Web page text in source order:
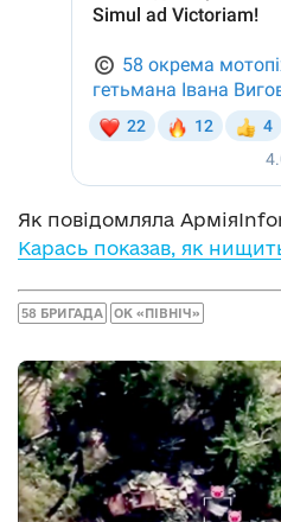
Як повідомляла
Карась показав, як
58 БРИГАДА ОК «ПІВНІЧ»